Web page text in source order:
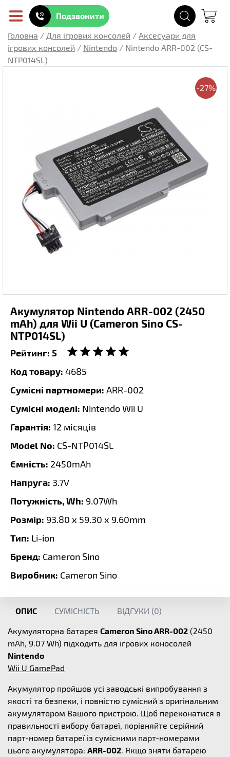
Подзвонити
Головна / Для ігрових консолей / Аксесуари для
ігрових консолей / Nintendo / Nintendo ARR-002 (CS-
NTP014SL)
-27%
Акумулятор Nintendo ARR-002 (2450
mAh) для Wii U (Cameron Sino CS-
NTP014SL)
Рейтинг: 5
Код товару: 4685
Сумісні партномери: ARR-002
Сумісні моделі: Nintendo Wii U
Гарантія: 12 місяців
Model No: CS-NTP014SL
Ємність: 2450mAh
Напруга: 3.7V
Потужність, Wh: 9.07Wh
Розмір: 93.80 x 59.30 x 9.60mm
Тип: Li-ion
Бренд: Cameron Sino
Виробник: Cameron Sino
ОПИС СУМІСНІСТЬ ВІДГУКИ (0)
Акумуляторна батарея Cameron Sino ARR-002 (2450
mAh, 9.07 Wh) підходить для ігрових коносолей
Nintendo
Wii U GamePad
Акумулятор пройшов усі заводські випробування з
якості та безпеки, і повністю сумісний з оригінальним
акумулятором Вашого пристрою. Щоб переконатися в
правильності вибору батареї, порівняйте серійний
парт-номер батареї із сумісними парт-номерами
цього акумулятора: ARR-002. Якщо зняти батарею